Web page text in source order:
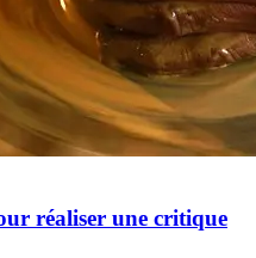
réaliser une critique